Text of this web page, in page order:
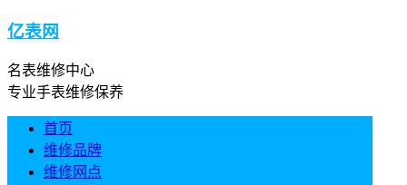
亿表网
名表维修中心
专业手表维修保养
首页
维修品牌
维修网点